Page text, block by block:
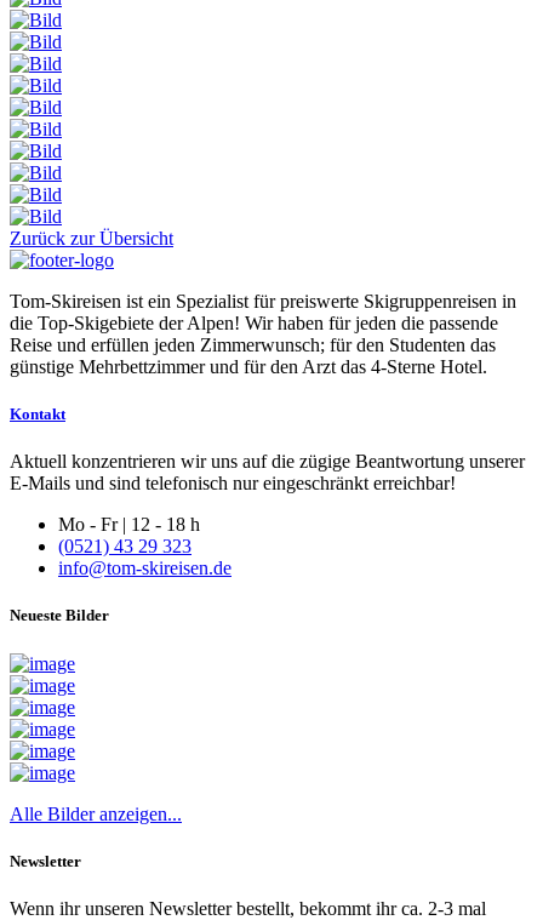
Zurück zur Übersicht
Tom-Skireisen ist ein Spezialist für preiswerte Skigruppenreisen in
die Top-Skigebiete der Alpen! Wir haben für jeden die passende
Reise und erfüllen jeden Zimmerwunsch; für den Studenten das
günstige Mehrbettzimmer und für den Arzt das 4-Sterne Hotel.
Kontakt
Aktuell konzentrieren wir uns auf die zügige Beantwortung unserer
E-Mails und sind telefonisch nur eingeschränkt erreichbar!
Mo - Fr | 12 - 18 h
(0521) 43 29 323
info@tom-skireisen.de
Neueste Bilder
Alle Bilder anzeigen...
Newsletter
Wenn ihr unseren Newsletter bestellt, bekommt ihr ca. 2-3 mal